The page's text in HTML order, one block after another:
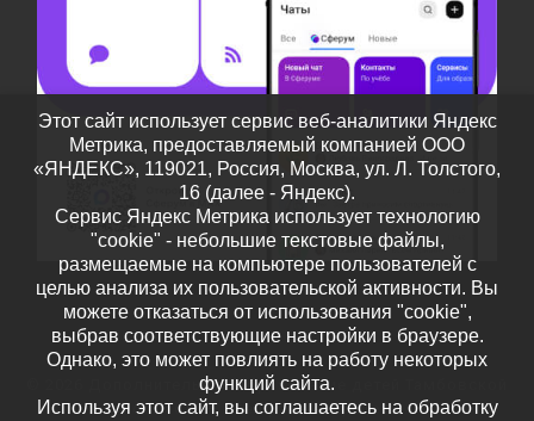
Дополнительное образование детей Тамбовской
области– Все права защищены
Этот сайт использует сервис веб-аналитики Яндекс
Метрика, предоставляемый компанией ООО
«ЯНДЕКС», 119021, Россия, Москва, ул. Л. Толстого,
16 (далее - Яндекс).
Сервис Яндекс Метрика использует технологию
"cookie" - небольшие текстовые файлы,
размещаемые на компьютере пользователей с
целью анализа их пользовательской активности. Вы
можете отказаться от использования "cookie",
выбрав соответствующие настройки в браузере.
Однако, это может повлиять на работу некоторых
функций сайта.
Используя этот сайт, вы соглашаетесь на обработку